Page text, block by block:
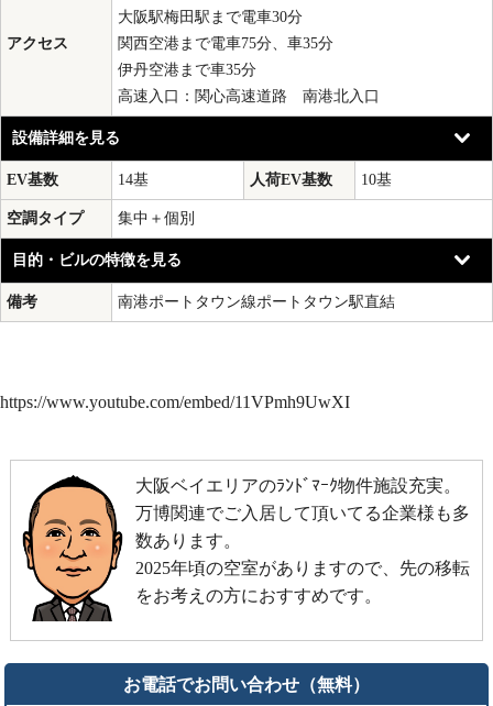
アクセス
大阪駅梅田駅まで電車30分
関西空港まで電車75分、車35分
伊丹空港まで車35分
高速入口：関心高速道路 南港北入口
設備詳細を見る
EV基数 14基 人荷EV基数 10基
空調タイプ 集中＋個別
目的・ビルの特徴を見る
備考 南港ポートタウン線ポートタウン駅直結
https://www.youtube.com/embed/11VPmh9UwXI
大阪ベイエリアのﾗﾝﾄﾞﾏｰｸ物件施設充実。
万博関連でご入居して頂いてる企業様も多
数あります。
2025年頃の空室がありますので、先の移転
をお考えの方におすすめです。
お電話でお問い合わせ（無料）